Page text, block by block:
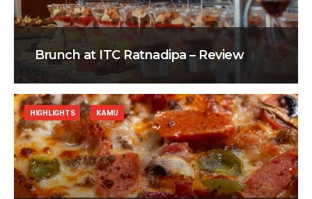
Brunch at ITC Ratnadipa – Review
HIGHLIGHTS KAMU